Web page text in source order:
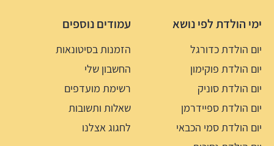
ימי הולדת לפי נושא
יום הולדת כדורגל
יום הולדת פוקימון
יום הולדת סוניק
יום הולדת ספיידרמן
יום הולדת סמי הכבאי
עמודים נוספים
הזמנות בסיטונאות
החשבון שלי
רשימת מועדפים
שאלות ותשובות
לחגוג אצלנו